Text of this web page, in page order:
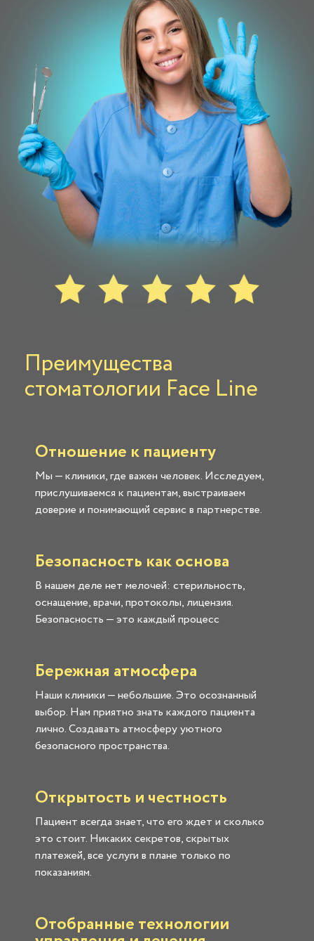
Преимущества
стоматологии Face Line
Отношение к пациенту
Мы — клиники, где важен человек. Исследуем,
прислушиваемся к пациентам, выстраиваем
доверие и понимающий сервис в партнерстве.
Безопасность как основа
В нашем деле нет мелочей: стерильность,
оснащение, врачи, протоколы, лицензия.
Безопасность — это каждый процесс
Бережная атмосфера
Наши клиники — небольшие. Это осознанный
выбор. Нам приятно знать каждого пациента
лично. Создавать атмосферу уютного
безопасного пространства.
Открытость и честность
Пациент всегда знает, что его ждет и сколько
это стоит. Никаких секретов, скрытых
платежей, все услуги в плане только по
показаниям.
Отобранные технологии